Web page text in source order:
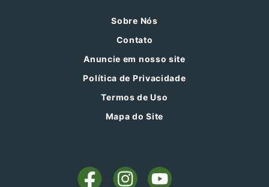
Sobre Nós
Contato
Anuncie em nosso site
Política de Privacidade
Termos de Uso
Mapa do Site